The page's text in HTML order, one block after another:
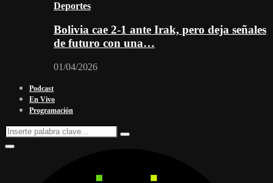
Deportes
Bolivia cae 2-1 ante Irak, pero deja señales
de futuro con una…
01/04/2026
Podcast
En Vivo
Programación
Search
for:
Search
Facebook
Twitter
Instagram
Youtube
Email
Twitch
Whatsapp
Primary